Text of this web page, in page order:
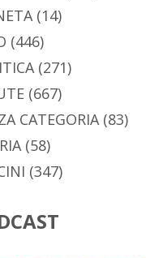
(14)
(446)
(271)
(667)
CATEGORIA(83)
(58)
(347)